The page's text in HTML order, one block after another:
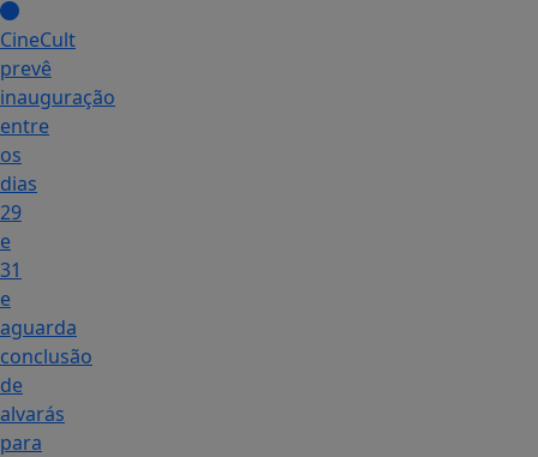
CineCult
prevê
inauguração
entre
os
dias
29
e
31
e
aguarda
conclusão
de
alvarás
para